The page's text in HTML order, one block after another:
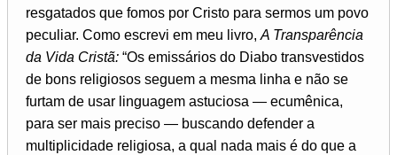
resgatados que fomos por Cristo para sermos um povo
peculiar. Como escrevi em meu livro, A Transparência
da Vida Cristã: “Os emissários do Diabo transvestidos
de bons religiosos seguem a mesma linha e não se
furtam de usar linguagem astuciosa — ecumênica,
para ser mais preciso — buscando defender a
multiplicidade religiosa, a qual nada mais é do que a